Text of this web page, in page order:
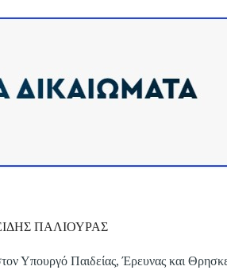
ΠΑΛΙΟΥΡΑΣ
Υπουργό Παιδείας, Έρευνας και